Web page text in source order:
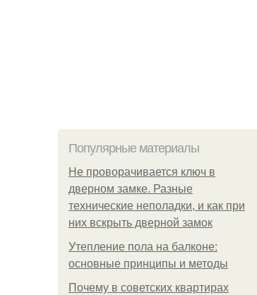
Популярные материалы
Не проворачивается ключ в
дверном замке. Разные
технические неполадки, и как при
них вскрыть дверной замок
Утепление пола на балконе:
основные принципы и методы
Почему в советских квартирах